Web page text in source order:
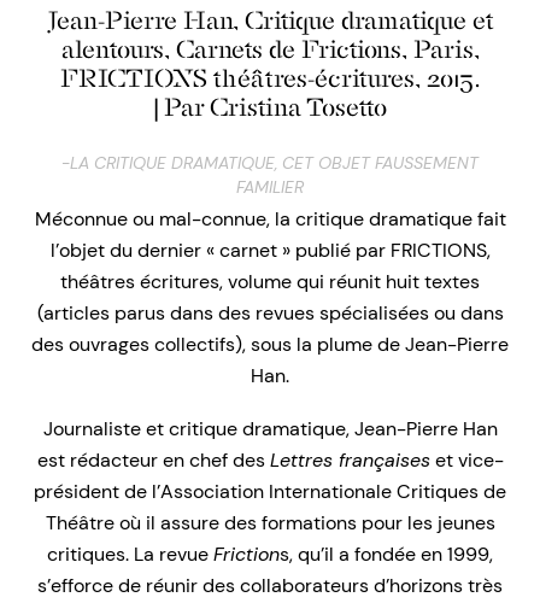
Jean-Pierre Han, Critique dramatique et
alentours, Carnets de Frictions, Paris,
FRICTIONS théâtres-écritures, 2015.
| Par Cristina Tosetto
-LA CRITIQUE DRAMATIQUE, CET OBJET FAUSSEMENT
FAMILIER
Méconnue ou mal-connue, la critique dramatique fait
l’objet du dernier « carnet » publié par FRICTIONS,
théâtres écritures, volume qui réunit huit textes
(articles parus dans des revues spécialisées ou dans
des ouvrages collectifs), sous la plume de Jean-Pierre
Han.
Journaliste et critique dramatique, Jean-Pierre Han
est rédacteur en chef desLettres françaiseset vice-
président de l’Association Internationale Critiques de
Théâtre où il assure des formations pour les jeunes
critiques. La revueFrictions, qu’il a fondée en 1999,
s’efforce de réunir des collaborateurs d’horizons très